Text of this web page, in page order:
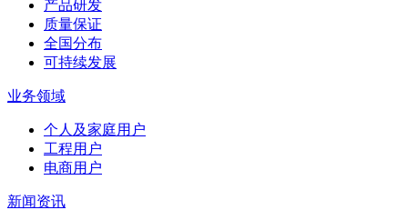
产品研发
质量保证
全国分布
可持续发展
业务领域
个人及家庭用户
工程用户
电商用户
新闻资讯